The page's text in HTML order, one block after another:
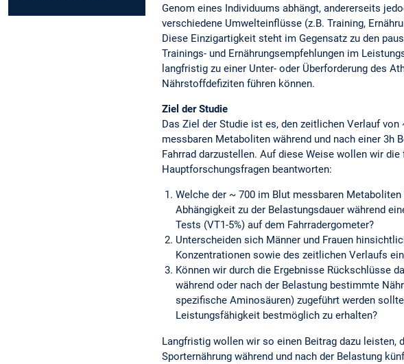
Genom eines Individuums abhängt, andererseits
verschiedene Umwelteinflüsse (z.B. Training,
Diese Einzigartigkeit steht im Gegensatz zu den
Trainings- und Ernährungsempfehlungen im
langfristig zu einer Unter- oder Überforderung des
Nährstoffdefiziten führen können.
Ziel der Studie
Das Ziel der Studie ist es, den zeitlichen Verlauf von
messbaren Metaboliten während und nach einer 3h
Fahrrad darzustellen. Auf diese Weise wollen wir die
Hauptforschungsfragen beantworten:
Welche der ~ 700 im Blut messbaren
Abhängigkeit zu der Belastungsdauer während
Tests (VT1-5%) auf dem Fahrradergometer?
Unterscheiden sich Männer und Frauen
Konzentrationen sowie des zeitlichen Verlaufs
Können wir durch die Ergebnisse Rückschlüsse
während oder nach der Belastung bestimmte
spezifische Aminosäuren) zugeführt werden
Leistungsfähigkeit bestmöglich zu erhalten?
Langfristig wollen wir so einen Beitrag dazu leisten,
Sporternährung während und nach der Belastung